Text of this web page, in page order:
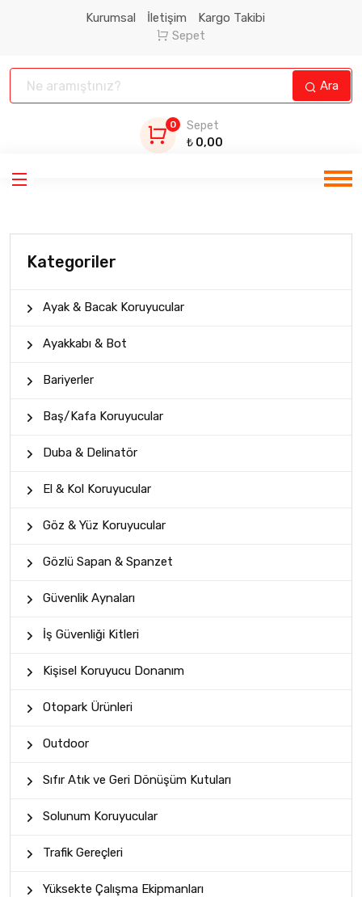
Kurumsal İletişim
Kargo Takibi
Sepet
Ara
0
Sepet
₺ 0,00
Kategoriler
Ayak & Bacak Koruyucular
Ayakkabı & Bot
Bariyerler
Baş/Kafa Koruyucular
Duba & Delinatör
El & Kol Koruyucular
Göz & Yüz Koruyucular
Gözlü Sapan & Spanzet
Güvenlik Aynaları
İş Güvenliği Kitleri
Kişisel Koruyucu Donanım
Otopark Ürünleri
Outdoor
Sıfır Atık ve Geri Dönüşüm Kutuları
Solunum Koruyucular
Trafik Gereçleri
Yüksekte Çalışma Ekipmanları